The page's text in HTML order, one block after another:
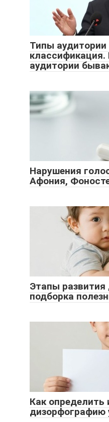
Типы аудитории
классификация.
аудитории
Нарушения
Афония,
Этапы развития
подборка
Как определить
дизорфографию